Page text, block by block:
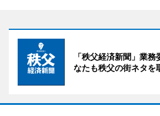
「秩父経済新聞」業
なたも秩父の街ネタを